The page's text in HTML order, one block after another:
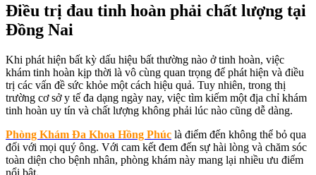
Điều trị đau tinh hoàn phải chất lượng tại
Đồng Nai
Khi phát hiện bất kỳ dấu hiệu bất thường nào ở tinh hoàn, việc
khám tinh hoàn kịp thời là vô cùng quan trọng để phát hiện và điều
trị các vấn đề sức khỏe một cách hiệu quả. Tuy nhiên, trong thị
trường cơ sở y tế đa dạng ngày nay, việc tìm kiếm một địa chỉ khám
tinh hoàn uy tín và chất lượng không phải lúc nào cũng dễ dàng.
Phòng Khám Đa Khoa Hồng Phúc là điểm đến không thể bỏ qua
đối với mọi quý ông. Với cam kết đem đến sự hài lòng và chăm sóc
toàn diện cho bệnh nhân, phòng khám này mang lại nhiều ưu điểm
nổi bật.